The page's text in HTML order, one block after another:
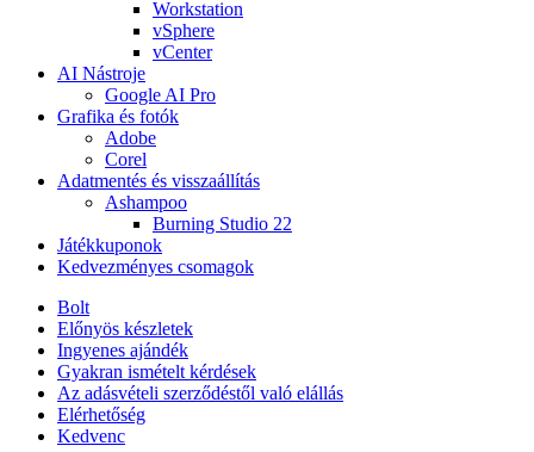
Workstation
vSphere
vCenter
AI Nástroje
Google AI Pro
Grafika és fotók
Adobe
Corel
Adatmentés és visszaállítás
Ashampoo
Burning Studio 22
Játékkuponok
Kedvezményes csomagok
Bolt
Előnyös készletek
Ingyenes ajándék
Gyakran ismételt kérdések
Az adásvételi szerződéstől való elállás
Elérhetőség
Kedvenc